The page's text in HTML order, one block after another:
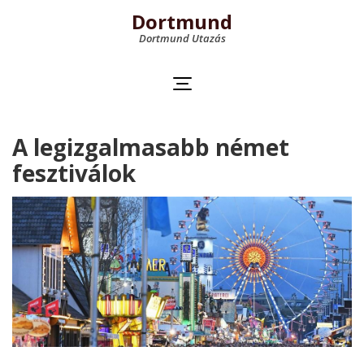
Dortmund
Dortmund Utazás
A legizgalmasabb német
fesztiválok